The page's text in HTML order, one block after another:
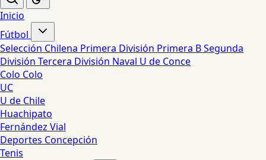
Inicio
Fútbol
Selección Chilena Primera División Primera BSegunda
División Tercera División Naval U de Conce
Colo Colo
UC
U de Chile
Huachipato
Fernández Vial
Deportes Concepción
Tenis